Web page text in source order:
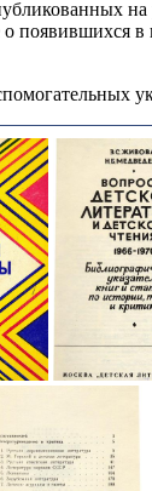
на
о появившихся в